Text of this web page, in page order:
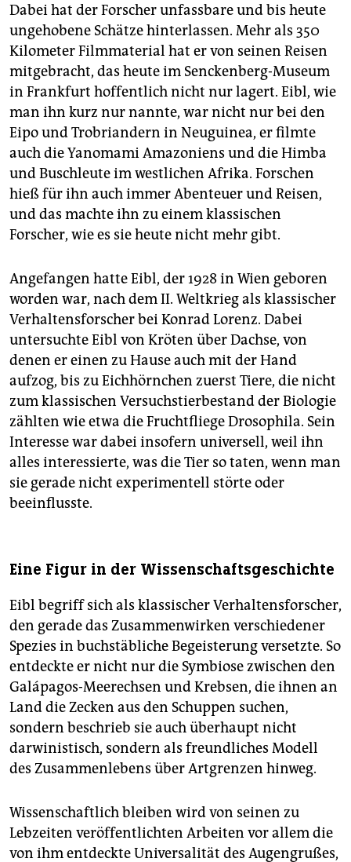
Dabei hat der Forscher unfassbare und bis heute
ungehobene Schätze hinterlassen. Mehr als 350
Kilometer Filmmaterial hat er von seinen Reisen
mitgebracht, das heute im Senckenberg-Museum
in Frankfurt hoffentlich nicht nur lagert. Eibl, wie
man ihn kurz nur nannte, war nicht nur bei den
Eipo und Trobriandern in Neuguinea, er filmte
auch die Yanomami Amazoniens und die Himba
und Buschleute im westlichen Afrika. Forschen
hieß für ihn auch immer Abenteuer und Reisen,
und das machte ihn zu einem klassischen
Forscher, wie es sie heute nicht mehr gibt.
Angefangen hatte Eibl, der 1928 in Wien geboren
worden war, nach dem II. Weltkrieg als klassischer
Verhaltensforscher bei Konrad Lorenz. Dabei
untersuchte Eibl von Kröten über Dachse, von
denen er einen zu Hause auch mit der Hand
aufzog, bis zu Eichhörnchen zuerst Tiere, die nicht
zum klassischen Versuchstierbestand der Biologie
zählten wie etwa die Fruchtfliege Drosophila. Sein
Interesse war dabei insofern universell, weil ihn
alles interessierte, was die Tier so taten, wenn man
sie gerade nicht experimentell störte oder
beeinflusste.
Eine Figur in der Wissenschaftsgeschichte
Eibl begriff sich als klassischer Verhaltensforscher,
den gerade das Zusammenwirken verschiedener
Spezies in buchstäbliche Begeisterung versetzte. So
entdeckte er nicht nur die Symbiose zwischen den
Galápagos-Meerechsen und Krebsen, die ihnen an
Land die Zecken aus den Schuppen suchen,
sondern beschrieb sie auch überhaupt nicht
darwinistisch, sondern als freundliches Modell
des Zusammenlebens über Artgrenzen hinweg.
Wissenschaftlich bleiben wird von seinen zu
Lebzeiten veröffentlichten Arbeiten vor allem die
von ihm entdeckte Universalität des Augengrußes,